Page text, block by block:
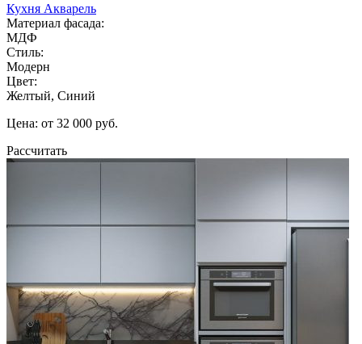
Кухня Акварель
Материал фасада:
МДФ
Стиль:
Модерн
Цвет:
Желтый, Синий
Цена: от 32 000 руб.
Рассчитать